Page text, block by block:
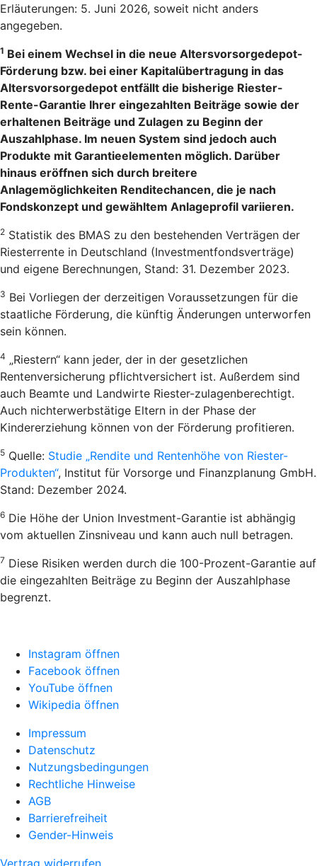
Erläuterungen: 5. Juni 2026, soweit nicht anders
angegeben.
1 Bei einem Wechsel in die neue Altersvorsorgedepot-
Förderung bzw. bei einer Kapitalübertragung in das
Altersvorsorgedepot entfällt die bisherige Riester-
Rente-Garantie Ihrer eingezahlten Beiträge sowie der
erhaltenen Beiträge und Zulagen zu Beginn der
Auszahlphase. Im neuen System sind jedoch auch
Produkte mit Garantieelementen möglich. Darüber
hinaus eröffnen sich durch breitere
Anlagemöglichkeiten Renditechancen, die je nach
Fondskonzept und gewähltem Anlageprofil variieren.
2 Statistik des BMAS zu den bestehenden Verträgen der
Riesterrente in Deutschland (Investmentfondsverträge)
und eigene Berechnungen, Stand: 31. Dezember 2023.
3 Bei Vorliegen der derzeitigen Voraussetzungen für die
staatliche Förderung, die künftig Änderungen unterworfen
sein können.
4 „Riestern“ kann jeder, der in der gesetzlichen
Rentenversicherung pflichtversichert ist. Außerdem sind
auch Beamte und Landwirte Riester-zulagenberechtigt.
Auch nichterwerbstätige Eltern in der Phase der
Kindererziehung können von der Förderung profitieren.
5 Quelle: Studie „Rendite und Rentenhöhe von Riester-
Produkten“, Institut für Vorsorge und Finanzplanung GmbH.
Stand: Dezember 2024.
6 Die Höhe der Union Investment-Garantie ist abhängig
vom aktuellen Zinsniveau und kann auch null betragen.
7 Diese Risiken werden durch die 100-Prozent-Garantie auf
die eingezahlten Beiträge zu Beginn der Auszahlphase
begrenzt.
Instagram öffnen
Facebook öffnen
YouTube öffnen
Wikipedia öffnen
Impressum
Datenschutz
Nutzungsbedingungen
Rechtliche Hinweise
AGB
Barrierefreiheit
Gender-Hinweis
Vertrag widerrufen